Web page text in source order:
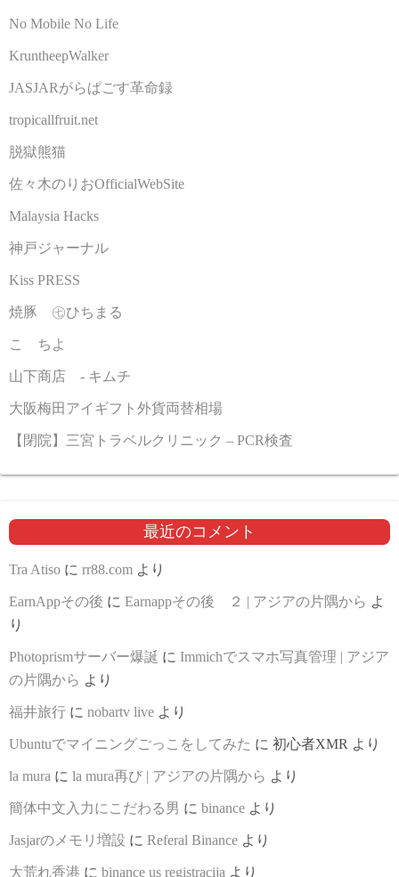
No Mobile No Life
KruntheepWalker
JASJARがらぱごす革命録
tropicallfruit.net
脱獄熊猫
佐々木のりおOfficialWebSite
Malaysia Hacks
神戸ジャーナル
Kiss PRESS
焼豚 ㊆ひちまる
こゝちよ
山下商店 - キムチ
大阪梅田アイギフト外貨両替相場
【閉院】三宮トラベルクリニック – PCR検査
最近のコメント
Tra Atiso に rr88.com より
EarnAppその後 に Earnappその後 ２ | アジアの片隅から よ
り
Photoprismサーバー爆誕 に Immichでスマホ写真管理 | アジア
の片隅から より
福井旅行 に nobartv live より
Ubuntuでマイニングごっこをしてみた に 初心者XMR より
la mura に la mura再び | アジアの片隅から より
簡体中文入力にこだわる男 に binance より
Jasjarのメモリ増設 に Referal Binance より
大荒れ香港 に binance us registracija より